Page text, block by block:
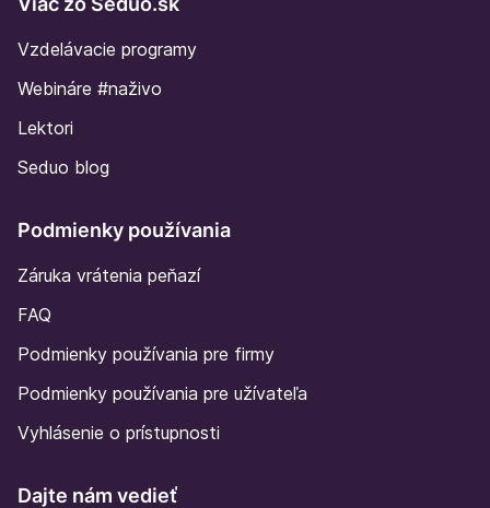
Vzdelávacie programy
Webináre #naživo
Lektori
Seduo blog
Podmienky používania
Záruka vrátenia peňazí
FAQ
Podmienky používania pre firmy
Podmienky používania pre užívateľa
Vyhlásenie o prístupnosti
Dajte nám vedieť